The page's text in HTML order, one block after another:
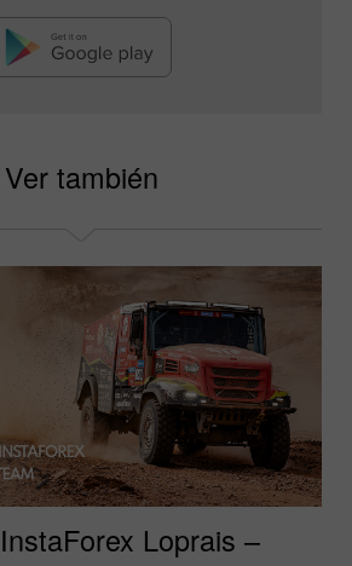
Ver también
Loprais –